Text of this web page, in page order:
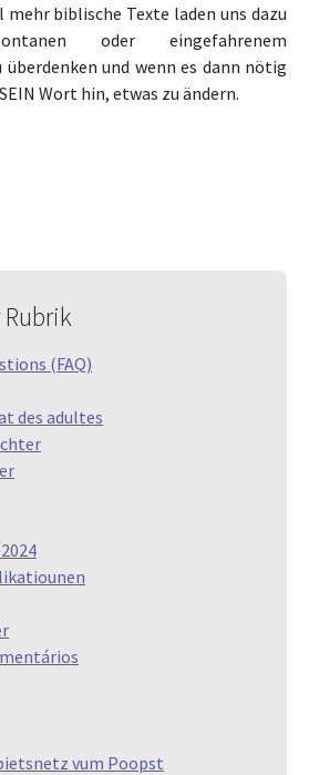
mehr biblische Texte laden uns dazu
oder eingefahrenem
überdenken und wenn es dann nötig
Wort hin, etwas zu ändern.
Rubrik
(FAQ)
des adultes
vum Poopst